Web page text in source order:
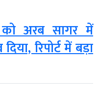
को अरब सागर में
रिपोर्ट में बड़ा